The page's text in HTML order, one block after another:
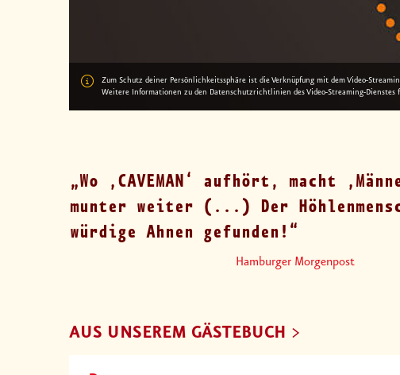
Zum Schutz deiner Persönlichkeitssphäre ist die Verknüpfung mit dem Video-
Weitere Informationen zu den Datenschutzrichtlinien des Video-Streaming-
Wo ‚CAVEMAN‘ aufhört, macht
munter weiter (...) Der
würdige Ahnen gefunden!
Hamburger Morgenpost
AUS UNSEREM GÄSTEBUCH